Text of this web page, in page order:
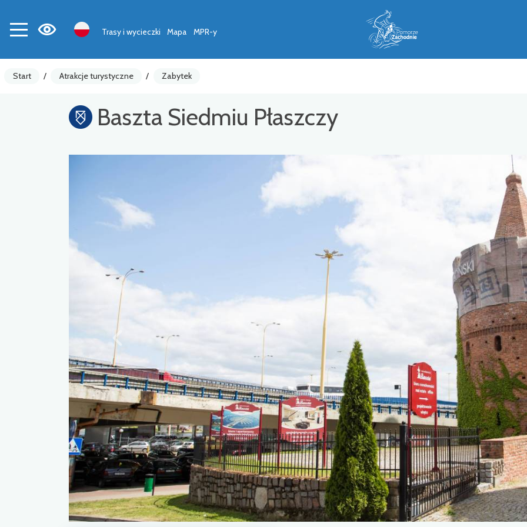
Trasy i wycieczki Mapa MPR-y
Start / Atrakcje turystyczne / Zabytek
Baszta Siedmiu Płaszczy